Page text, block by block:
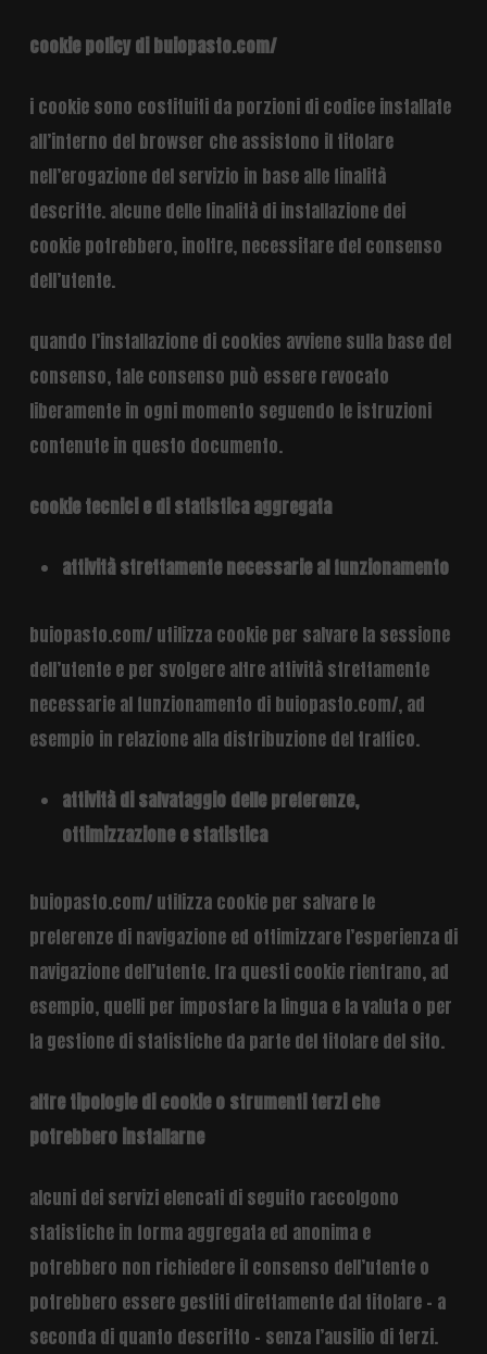
cookie policy di buiopasto.com/
i cookie sono costituiti da porzioni di codice installate
all’interno del browser che assistono il titolare
nell’erogazione del servizio in base alle finalità
descritte. alcune delle finalità di installazione dei
cookie potrebbero, inoltre, necessitare del consenso
dell’utente.
quando l’installazione di cookies avviene sulla base del
consenso, tale consenso può essere revocato
liberamente in ogni momento seguendo le istruzioni
contenute in questo documento.
cookie tecnici e di statistica aggregata
attività strettamente necessarie al funzionamento
buiopasto.com/ utilizza cookie per salvare la sessione
dell’utente e per svolgere altre attività strettamente
necessarie al funzionamento di buiopasto.com/, ad
esempio in relazione alla distribuzione del traffico.
attività di salvataggio delle preferenze,
ottimizzazione e statistica
buiopasto.com/ utilizza cookie per salvare le
preferenze di navigazione ed ottimizzare l’esperienza di
navigazione dell’utente. fra questi cookie rientrano, ad
esempio, quelli per impostare la lingua e la valuta o per
la gestione di statistiche da parte del titolare del sito.
altre tipologie di cookie o strumenti terzi che
potrebbero installarne
alcuni dei servizi elencati di seguito raccolgono
statistiche in forma aggregata ed anonima e
potrebbero non richiedere il consenso dell’utente o
potrebbero essere gestiti direttamente dal titolare – a
seconda di quanto descritto – senza l’ausilio di terzi.